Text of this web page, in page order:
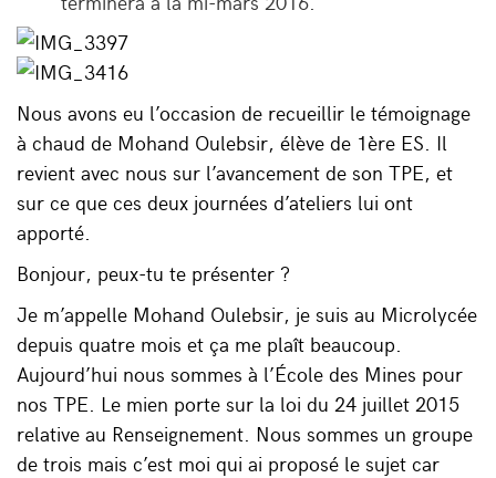
Nous avons eu l’occasion de recueillir le témoignage
à chaud de Mohand Oulebsir, élève de 1ère ES. Il
revient avec nous sur l’avancement de son TPE, et
sur ce que ces deux journées d’ateliers lui ont
apporté.
Bonjour, peux-tu te présenter ?
Je m’appelle Mohand Oulebsir, je suis au Microlycée
depuis quatre mois et ça me plaît beaucoup.
Aujourd’hui nous sommes à l’École des Mines pour
nos TPE. Le mien porte sur la loi du 24 juillet 2015
relative au Renseignement. Nous sommes un groupe
de trois mais c’est moi qui ai proposé le sujet car